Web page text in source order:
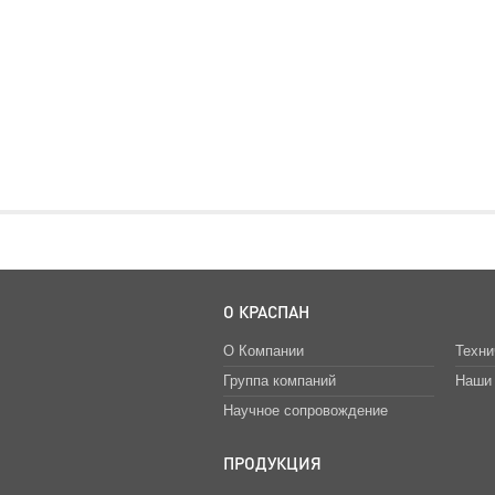
О КРАСПАН
О Компании
Группа компаний
Научное сопровождение
Наши
ПРОДУКЦИЯ